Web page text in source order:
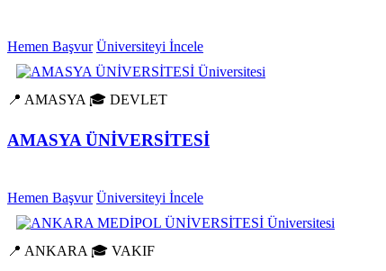
Hemen Başvur Üniversiteyi İncele
📍 AMASYA 🎓 DEVLET
AMASYA ÜNİVERSİTESİ
Hemen Başvur Üniversiteyi İncele
📍 ANKARA 🎓 VAKIF